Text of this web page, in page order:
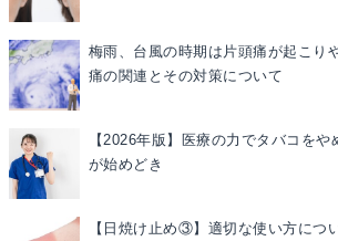
梅雨、台風の時期は片頭痛が起こり
痛の関連とその対策について
【2026年版】医療の力でタバコを
が始めどき
【日焼け止め③】適切な使い方につ